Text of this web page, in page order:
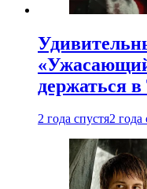
держаться
2 года спустя2 года